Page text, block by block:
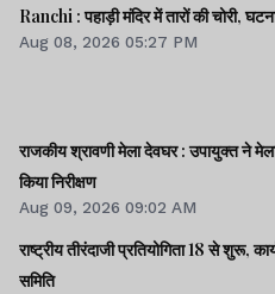
Ranchi : पहाड़ी मंदिर में तारों की चोरी,
Aug 08, 2026 05:27 PM
राजकीय श्रावणी मेला देवघर : उपायुक्त ने
किया निरीक्षण
Aug 09, 2026 09:02 AM
राष्ट्रीय तीरंदाजी प्रतियोगिता 18 से शुरू,
समिति